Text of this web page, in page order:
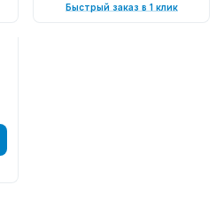
Быстрый заказ в 1 клик